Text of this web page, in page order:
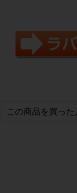
この商品を買っ